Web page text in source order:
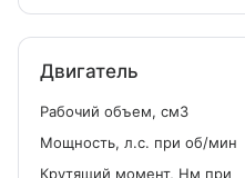
Двигатель
Рабочий объем, см3
Мощность, л.с. при об/мин
Крутящий момент, Нм при